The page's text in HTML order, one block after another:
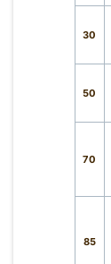
30
50
70
85